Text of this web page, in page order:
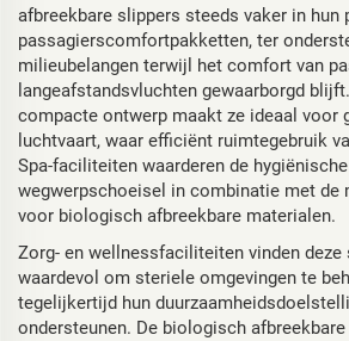
afbreekbare slippers steeds vaker in hun
passagierscomfortpakketten, ter
milieubelangen terwijl het comfort van
langeafstandsvluchten gewaarborgd
compacte ontwerp maakt ze ideaal voor
luchtvaart, waar efficiënt ruimtegebruik
Spa-faciliteiten waarderen de
wegwerpschoeisel in combinatie met de
voor biologisch afbreekbare materialen.
Zorg- en wellnessfaciliteiten vinden
waardevol om steriele omgevingen te
tegelijkertijd hun
ondersteunen. De biologisch